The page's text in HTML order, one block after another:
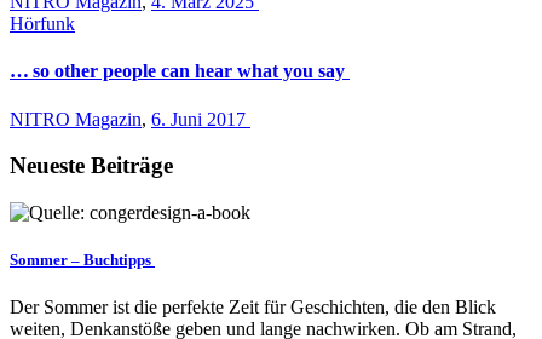
Hörfunk
… so other people can hear what you say
NITRO Magazin, 6. Juni 2017
Neueste Beiträge
Sommer – Buchtipps
Der Sommer ist die perfekte Zeit für Geschichten, die den Blick
weiten, Denkanstöße geben und lange nachwirken. Ob am Strand,